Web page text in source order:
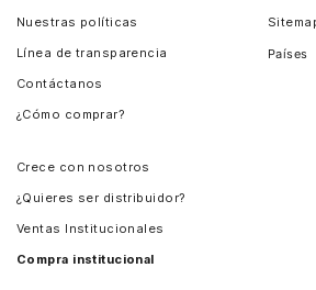
Nuestras políticas
Línea de transparencia
Contáctanos
¿Cómo comprar?
Países
Crece con nosotros
¿Quieres ser distribuidor?
Ventas Institucionales
Compra institucional